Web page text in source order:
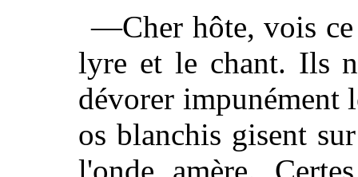
—Cher hôte, vois ce
lyre et le chant. Ils
dévorer impunément
os blanchis gisent